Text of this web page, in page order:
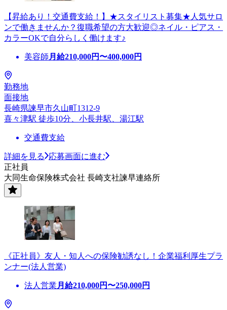
【昇給あり！交通費支給！】★スタイリスト募集★人気サロ
ンで働きませんか？復職希望の方大歓迎◎ネイル・ピアス・
カラーOKで自分らしく働けます♪
美容師 月給210,000円〜400,000円
勤務地
面接地
長崎県諫早市久山町1312-9
喜々津駅 徒歩10分、小長井駅、湯江駅
交通費支給
詳細を見る
応募画面に進む
正社員
大同生命保険株式会社 長崎支社諫早連絡所
《正社員》友人・知人への保険勧誘なし！企業福利厚生プラ
ンナー(法人営業)
法人営業 月給210,000円〜250,000円